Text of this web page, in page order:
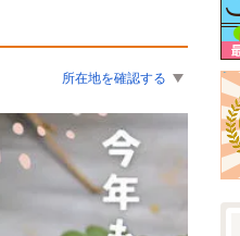
所在地を確認する